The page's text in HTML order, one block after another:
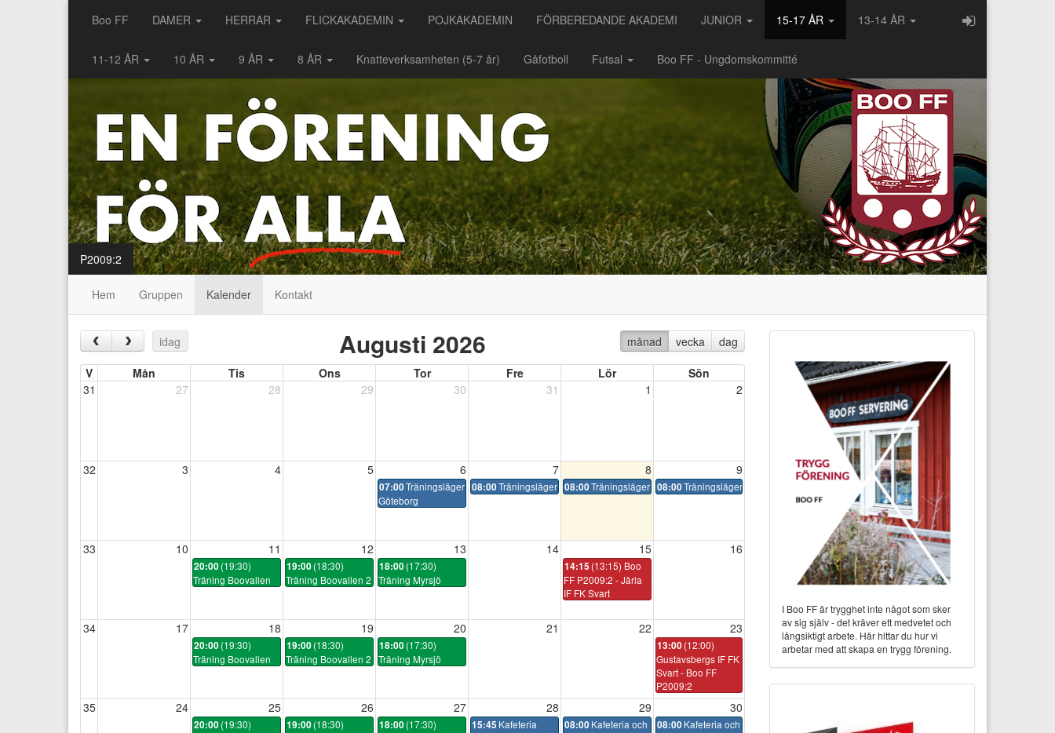
Boo FF DAMER HERRAR FLICKAKADEMIN POJKAKADEMIN FÖRBEREDANDE AKADEMI JUNIOR 15-17 ÅR 13-14 ÅR
11-12 ÅR 10 ÅR 9 ÅR 8 ÅR Knatteverksamheten (5-7 år) Gåfotboll Futsal Boo FF - Ungdomskommitté
P2009:2
Hem Gruppen Kalender Kontakt
‹ › idag Augusti 2026 månad vecka dag
14:15 (13:15) Boo
FF P2009:2 - Järla
IF FK Svart
13:00(12:00)
Gustavsbergs IF FK
Svart - Boo FF
P2009:2
20:00(19:30)
Träning Boovallen
19:00(18:30)
Träning Boovallen 2
18:00(17:30)
Träning Myrsjö
20:00(19:30)
Träning Boovallen
19:00(18:30)
Träning Boovallen 2
18:00(17:30)
Träning Myrsjö
20:00(19:30)
19:00(18:30)
18:00(17:30)
07:00Träningsläger
Göteborg
08:00Träningsläger 08:00Träningsläger 08:00Träningsläger
15:45 Kafeteria
08:00 Kafeteria och
08:00 Kafeteria och
V Mån Tis Ons Tor Fre Lör
Sön
31
27 28 29 30 31 1 2
32 3 4 5 6 7 8 9
33 10 11 12 13 14 15 16
34 17 18 19 20 21 22 23
35 24 25 26 27 28 29 30
I Boo FF är trygghet inte något som sker
av sig själv - det kräver ett medvetet och
långsiktigt arbete. Här hittar du hur vi
arbetar med att skapa en trygg förening.